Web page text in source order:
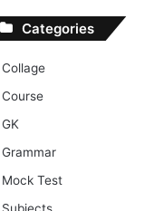
Categories
Collage
Course
GK
Grammar
Mock Test